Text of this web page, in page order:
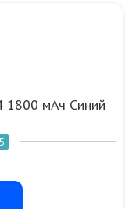
1800 мАч Синий